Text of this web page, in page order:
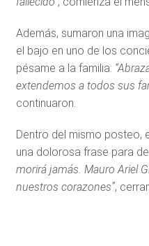
Además, sumaron una
el bajo en uno de los
pésame a la familia:
extendemos a todos sus
continuaron.
Dentro del mismo posteo,
una dolorosa frase para
morirá jamás. Mauro Ariel
nuestros corazones”,